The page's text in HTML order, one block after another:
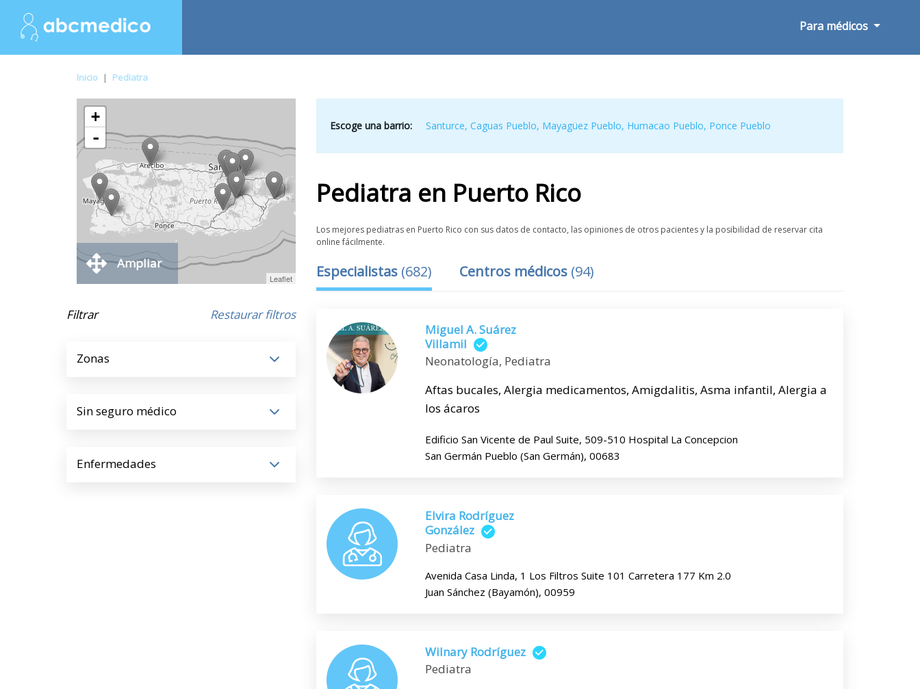
Para médicos
Inicio | Pediatra
+
-
Leaflet
Ampliar
Filtrar Restaurar filtros
Zonas
Sin seguro médico
Enfermedades
Escoge una barrio: Santurce,Caguas Pueblo, Mayagüez Pueblo, Humacao Pueblo, Ponce Pueblo
Pediatra en Puerto Rico
Los mejores pediatras en Puerto Rico con sus datos de contacto, las opiniones de otros pacientes y la posibilidad de reservar cita
online fácilmente.
Especialistas (682) Centros médicos (94)
Miguel A. Suárez
Villamil
Neonatología, Pediatra
Aftas bucales, Alergia medicamentos, Amigdalitis, Asma infantil, Alergia a
los ácaros
Edificio San Vicente de Paul Suite, 509-510 Hospital La Concepcion
San Germán Pueblo (San Germán), 00683
Elvira Rodríguez
González
Pediatra
Avenida Casa Linda, 1 Los Filtros Suite 101 Carretera 177 Km 2.0
Juan Sánchez (Bayamón), 00959
Wilnary Rodríguez
Pediatra